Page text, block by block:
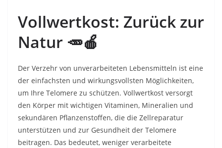
Vollwertkost: Zurück zur
Natur 🥕🍎
Der Verzehr von unverarbeiteten Lebensmitteln ist eine
der einfachsten und wirkungsvollsten Möglichkeiten,
um Ihre Telomere zu schützen. Vollwertkost versorgt
den Körper mit wichtigen Vitaminen, Mineralien und
sekundären Pflanzenstoffen, die die Zellreparatur
unterstützen und zur Gesundheit der Telomere
beitragen. Das bedeutet, weniger verarbeitete